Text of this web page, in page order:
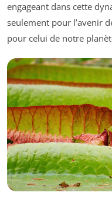
engageant dans cette
seulement pour l’avenir
pour celui de notre